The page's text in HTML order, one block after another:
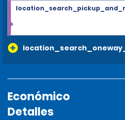
Económico
Detalles